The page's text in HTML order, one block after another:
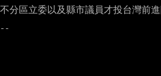
不分區立委以及縣市議員才投台灣前
--